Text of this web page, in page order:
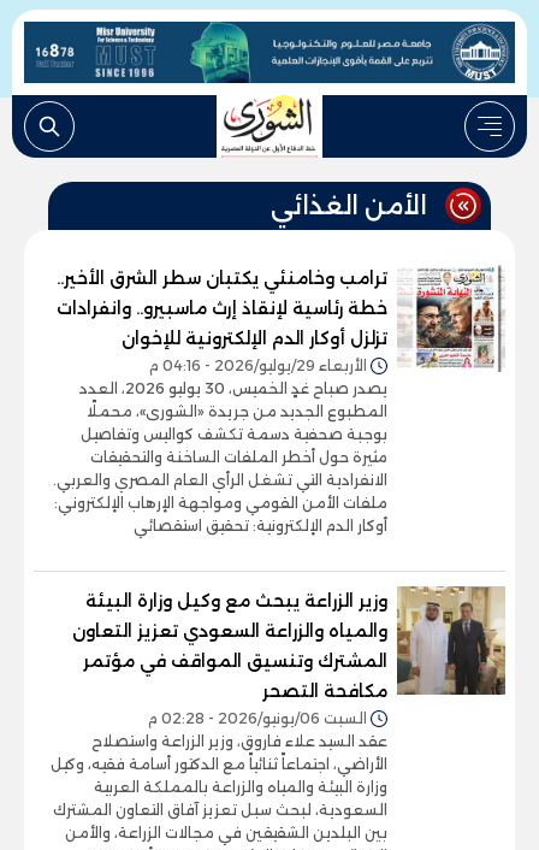
الأمن الغذائي
ترامب وخامنئي يكتبان سطر الشرق الأخير..
خطة رئاسية لإنقاذ إرث ماسبيرو.. وانفرادات
تزلزل أوكار الدم الإلكترونية للإخوان
الأربعاء 29/يوليو/2026 - 04:16 م
يصدر صباح غدٍ الخميس، 30 يوليو 2026، العدد
المطبوع الجديد من جريدة «الشورى»، محملًا
بوجبة صحفية دسمة تكشف كواليس وتفاصيل
مثيرة حول أخطر الملفات الساخنة والتحقيقات
الانفرادية التي تشغل الرأي العام المصري والعربي.
ملفات الأمن القومي ومواجهة الإرهاب الإلكتروني:
أوكار الدم الإلكترونية: تحقيق استقصائي
وزير الزراعة يبحث مع وكيل وزارة البيئة
والمياه والزراعة السعودي تعزيز التعاون
المشترك وتنسيق المواقف في مؤتمر
مكافحة التصحر
السبت 06/يونيو/2026 - 02:28 م
عقد السيد علاء فاروق، وزير الزراعة واستصلاح
الأراضي، اجتماعاً ثنائياً مع الدكتور أسامة فقيه، وكيل
وزارة البيئة والمياه والزراعة بالمملكة العربية
السعودية، لبحث سبل تعزيز آفاق التعاون المشترك
بين البلدين الشقيقين في مجالات الزراعة، والأمن